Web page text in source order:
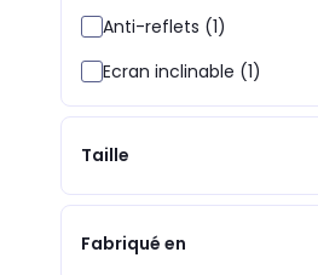
Anti-reflets (1)
Ecran inclinable (1)
Taille
Fabriqué en